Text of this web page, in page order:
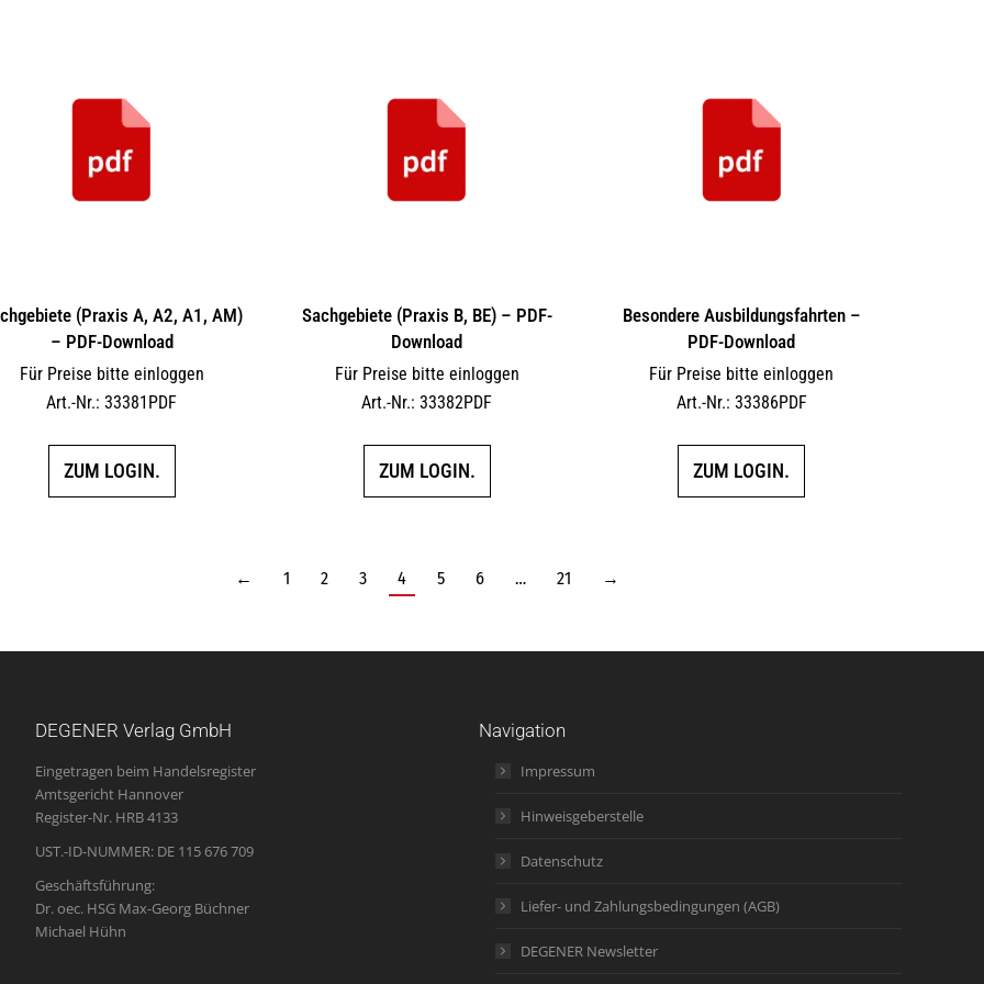
(Praxis A, A2, A1, AM)
– PDF-Download
Für Preise bitte einloggen
Art.-Nr.: 33381PDF
ZUM LOGIN.
Sachgebiete (Praxis B, BE) – PDF-
Download
Für Preise bitte einloggen
Art.-Nr.: 33382PDF
ZUM LOGIN.
Besondere Ausbildungsfahrten –
PDF-Download
Für Preise bitte einloggen
Art.-Nr.: 33386PDF
ZUM LOGIN.
← 1 2 3 4 5 6 … 21 →
DEGENER Verlag GmbH
Eingetragen beim Handelsregister
Amtsgericht Hannover
Register-Nr. HRB 4133
UST.-ID-NUMMER: DE 115 676 709
Geschäftsführung:
Dr. oec. HSG Max-Georg Büchner
Michael Hühn
Navigation
Impressum
Hinweisgeberstelle
Datenschutz
Liefer- und Zahlungsbedingungen (AGB)
DEGENER Newsletter